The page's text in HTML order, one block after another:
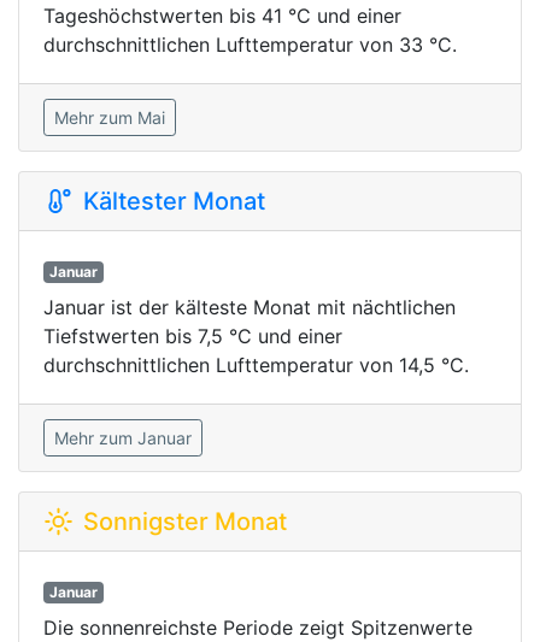
Tageshöchstwerten bis 41 °C und einer
durchschnittlichen Lufttemperatur von 33 °C.
Mehr zum Mai
Kältester Monat
Januar
Januar ist der kälteste Monat mit nächtlichen
Tiefstwerten bis 7,5 °C und einer
durchschnittlichen Lufttemperatur von 14,5 °C.
Mehr zum Januar
Sonnigster Monat
Januar
Die sonnenreichste Periode zeigt Spitzenwerte